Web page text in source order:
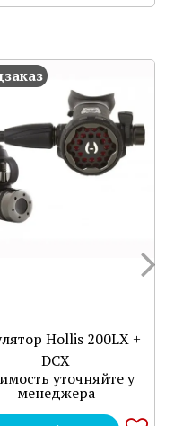
Hollis 200LX +
DCX
уточняйте у
менеджера